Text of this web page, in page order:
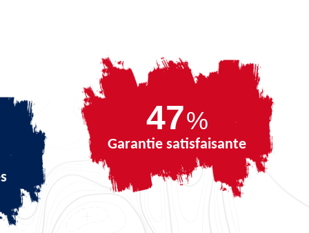
66%
Garantie satisfaisante